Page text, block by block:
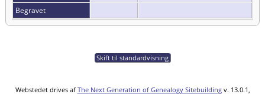
Begravet
Skift til standardvisning
Webstedet drives af The Next Generation of Genealogy Sitebuildingv. 13.0.1,